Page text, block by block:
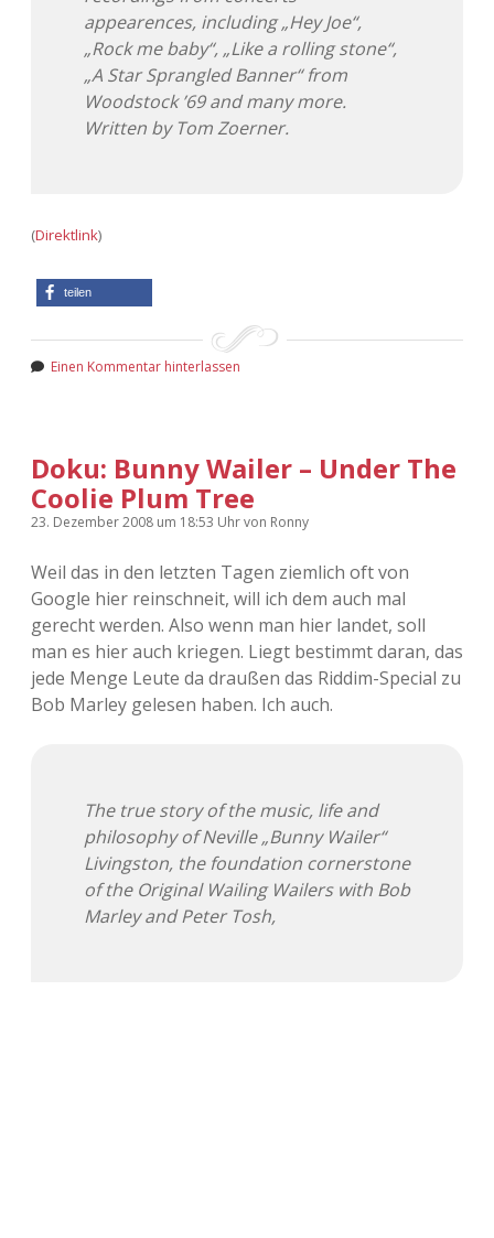
appearences, including „Hey Joe“,
„Rock me baby“, „Like a rolling stone“,
„A Star Sprangled Banner“ from
Woodstock ’69 and many more.
Written by Tom Zoerner.
(Direktlink)
teilen
Einen Kommentar hinterlassen
Doku: Bunny Wailer – Under The
Coolie Plum Tree
23. Dezember 2008 um 18:53 Uhrvon Ronny
Weil das in den letzten Tagen ziemlich oft von
Google hier reinschneit, will ich dem auch mal
gerecht werden. Also wenn man hier landet, soll
man es hier auch kriegen. Liegt bestimmt daran, das
jede Menge Leute da draußen das Riddim-Special zu
Bob Marley gelesen haben. Ich auch.
The true story of the music, life and
philosophy of Neville „Bunny Wailer“
Livingston, the foundation cornerstone
of the Original Wailing Wailers with Bob
Marley and Peter Tosh,